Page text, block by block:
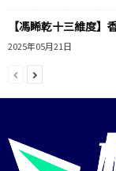
【馮睎乾十三維度】
2025年05月21日